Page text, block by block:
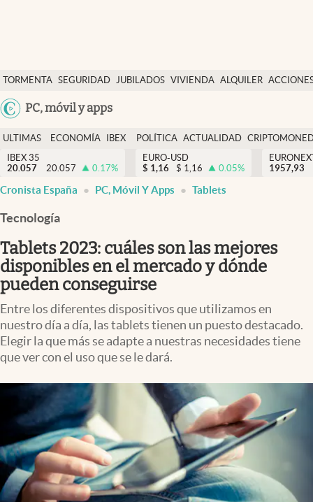
TORMENTA SEGURIDAD JUBILADOS VIVIENDA ALQUILER
USA
PC, móvil y apps
Economía y finanzas
Política
Actualidad
Criptomonedas
España
ULTIMAS
NOTICIAS
ECONOMÍA
FINANZAS
IBEX
EURO
POLÍTICA ACTUALIDAD
IBEX 35
20.057
20.057 0.17%
EURO-USD
$ 1,16 $ 1,16 0.05%
1957,93
Cronista España PC, Móvil Y Apps Tablets
Tecnología
Tablets 2023: cuáles son las mejores
disponibles en el mercado y dónde
pueden conseguirse
Entre los diferentes dispositivos que utilizamos en
nuestro día a día, las tablets tienen un puesto destacado.
Elegir la que más se adapte a nuestras necesidades tiene
que ver con el uso que se le dará.